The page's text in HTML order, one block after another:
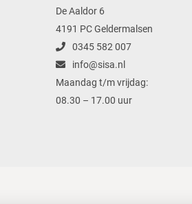
De Aaldor 6
4191 PC Geldermalsen
0345 582 007
info@sisa.nl
Maandag t/m vrijdag:
08.30 – 17.00 uur